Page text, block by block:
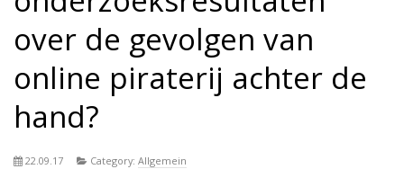
over de gevolgen van
online piraterij achter de
hand?
22.09.17 Category:Allgemein